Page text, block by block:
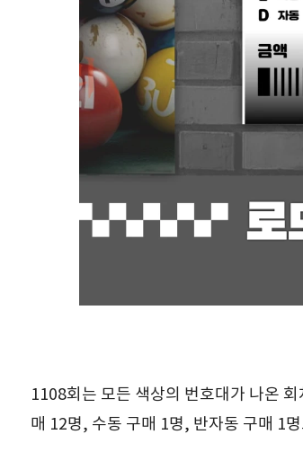
1108회는 모든 색상의 번호대가 나온
매 12명, 수동 구매 1명, 반자동 구매 1